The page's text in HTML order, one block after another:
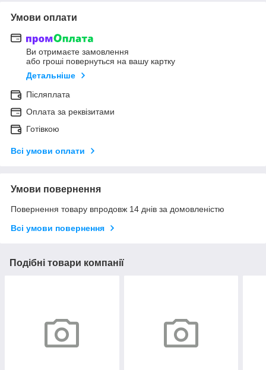
Умови оплати
Ви отримаєте замовлення
або гроші повернуться на вашу картку
Детальніше
Післяплата
Оплата за реквізитами
Готівкою
Всі умови оплати
Умови повернення
Повернення товару впродовж 14 днів за домовленістю
Всі умови повернення
Подібні товари компанії